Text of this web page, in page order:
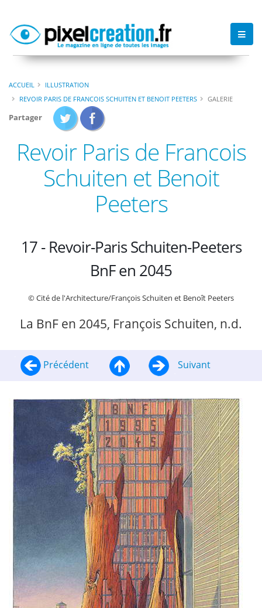
ACCUEIL
ILLUSTRATION
REVOIR PARIS DE FRANCOIS SCHUITEN ET BENOIT PEETERS
GALERIE
Partager
Revoir Paris de Francois
Schuiten et Benoit
Peeters
17 - Revoir-Paris Schuiten-Peeters
BnF en 2045
© Cité de l'Architecture/François Schuiten et Benoît Peeters
La BnF en 2045, François Schuiten, n.d.
Précédent Suivant